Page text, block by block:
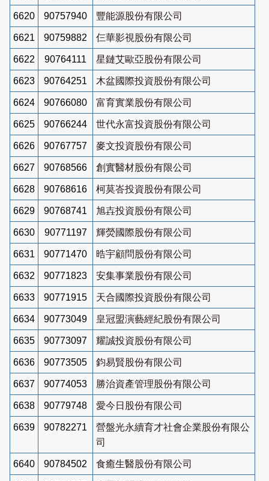
6620 90757940 豐能源股份有限公司
6621 90759882 仨華影視股份有限公司
6622 90764111 星鏈艾歐亞股份有限公司
6623 90764251 木盆國際投資股份有限公司
6624 90766080 富育實業股份有限公司
6625 90766244 世代永富投資股份有限公司
6626 90767757 麥文投資股份有限公司
6627 90768566 創實醫材股份有限公司
6628 90768616 柯莫峇投資股份有限公司
6629 90768741 旭壵投資股份有限公司
6630 90771197 輝熒國際股份有限公司
6631 90771470 晧宇顧問股份有限公司
6632 90771823 安集事業股份有限公司
6633 90771915 天合國際投資股份有限公司
6634 90773049 皇冠盟演藝經紀股份有限公司
6635 90773097 耀誠投資股份有限公司
6636 90773505 鈞易賢股份有限公司
6637 90774053 勝治資產管理股份有限公司
6638 90779748 愛今日股份有限公司
6639 90782271
營盤光永續育才社會企業股份有限公
司
6640 90784502 食癒生醫股份有限公司